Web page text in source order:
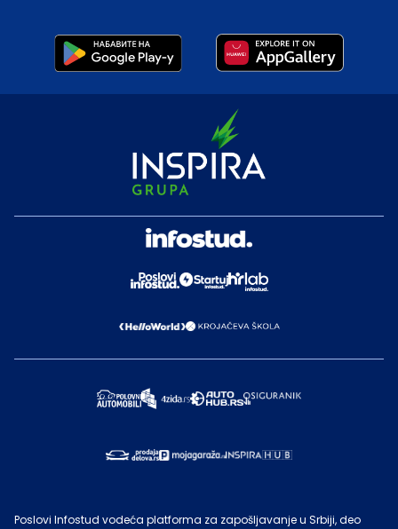
Poslovi Infostud vodeća platforma za zapošljavanje u Srbiji, deo